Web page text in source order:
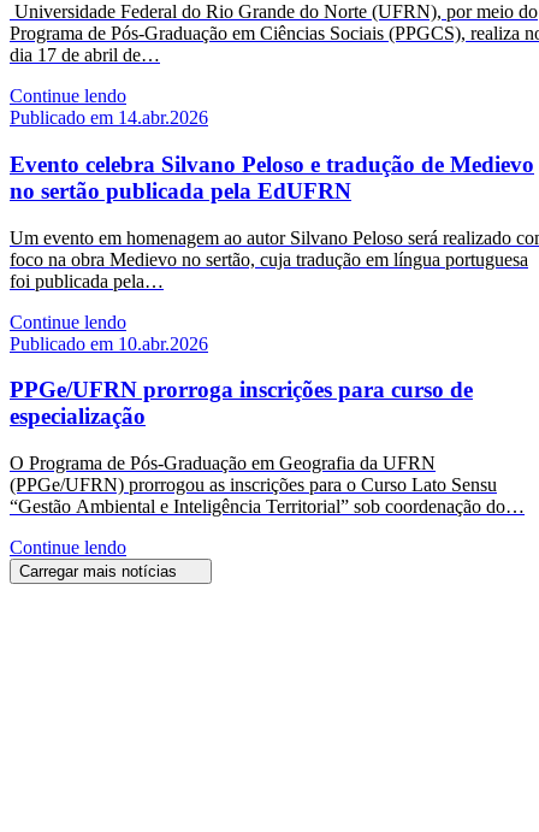
Universidade Federal do Rio Grande do Norte (UFRN), por meio do
Programa de Pós-Graduação em Ciências Sociais (PPGCS), realiza
dia 17 de abril de…
Continue lendo
Publicado em 14.abr.2026
Evento celebra Silvano Peloso e tradução de Medievo
no sertão publicada pela EdUFRN
Um evento em homenagem ao autor Silvano Peloso será realizado
foco na obra Medievo no sertão, cuja tradução em língua portuguesa
foi publicada pela…
Continue lendo
Publicado em 10.abr.2026
PPGe/UFRN prorroga inscrições para curso de
especialização
O Programa de Pós-Graduação em Geografia da UFRN
(PPGe/UFRN) prorrogou as inscrições para o Curso Lato Sensu
“Gestão Ambiental e Inteligência Territorial” sob coordenação do…
Continue lendo
Carregar mais notícias